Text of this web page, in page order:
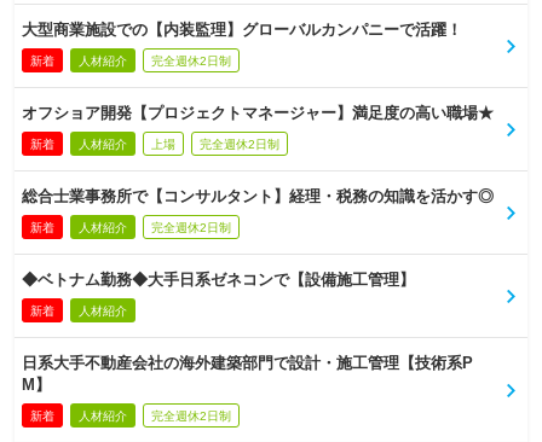
大型商業施設での【内装監理】グローバルカンパニーで活躍！
新着 人材紹介 完全週休2日制
オフショア開発【プロジェクトマネージャー】満足度の高い職場★
新着 人材紹介 上場 完全週休2日制
総合士業事務所で【コンサルタント】経理・税務の知識を活かす◎
新着 人材紹介 完全週休2日制
◆ベトナム勤務◆大手日系ゼネコンで【設備施工管理】
新着 人材紹介
日系大手不動産会社の海外建築部門で設計・施工管理【技術系P
M】
新着 人材紹介 完全週休2日制